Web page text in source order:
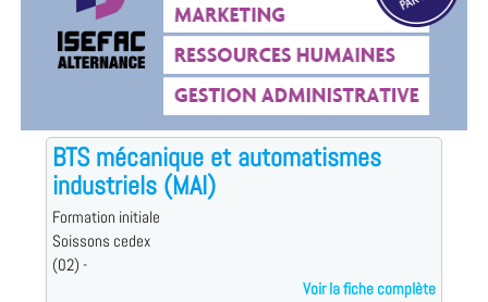
BTS mécanique et automatismes
industriels (MAI)
Formation initiale
Soissons cedex
(02) -
Voir la fiche complète